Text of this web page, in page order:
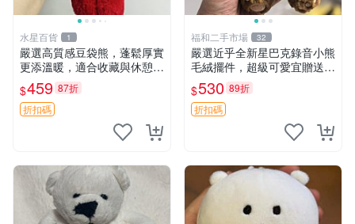
水星百貨 1
嚴選高質感豆袋熊，蓬鬆厚實
更添溫暖，適合收藏與休憩。
前胸填充飽滿，背部亦具優雅
設計。 豆袋熊 保暖 溫柔 蓬
松
$459 87折
折扣碼
福和二手市場 32
嚴選近乎全新星巴克錄音小熊
毛絨擺件，超級可愛宜贈送掛
飾 錄音小熊 毛絨擺件 贈品
$530 89折
折扣碼